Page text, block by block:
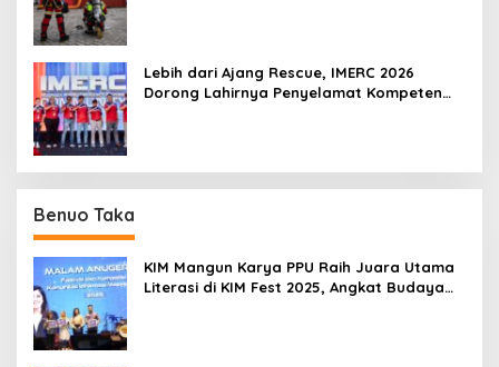
Lebih dari Ajang Rescue, IMERC 2026
Dorong Lahirnya Penyelamat Kompeten
Benuo Taka
KIM Mangun Karya PPU Raih Juara Utama
Literasi di KIM Fest 2025, Angkat Budaya